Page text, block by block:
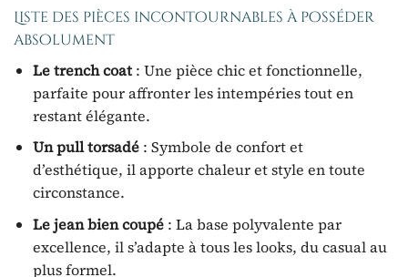
Liste des pièces incontournables à posséder
absolument
Le trench coat: Une pièce chic et fonctionnelle,
parfaite pour affronter les intempéries tout en
restant élégante.
Un pull torsadé: Symbole de confort et
d’esthétique, il apporte chaleur et style en toute
circonstance.
Le jean bien coupé: La base polyvalente par
excellence, il s’adapte à tous les looks, du casual au
plus formel.